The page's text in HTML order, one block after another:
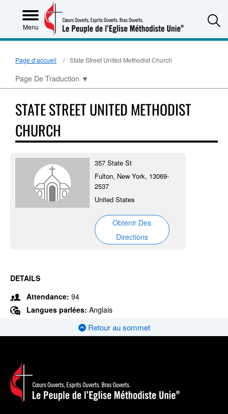
Menu
Page d’accueil State Street United Methodist Church
Page De Traduction ▼
STATE STREET UNITED METHODIST
CHURCH
357 State St
Fulton, New York, 13069-
2537
United States
Obtenir Des
Directions
DETAILS
Attendance: 94
Langues parlées: Anglais
Retour au sommet